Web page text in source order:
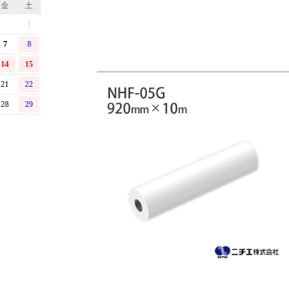
金 土
1
7 8
14 15
21 22
28 29